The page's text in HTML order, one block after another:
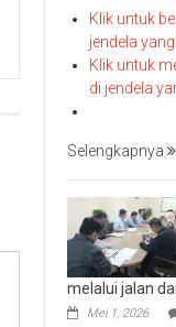
Klik untuk
jendela
Klik untuk
di jendela
Selengkapnya
melalui jalan
Mei 1, 2026